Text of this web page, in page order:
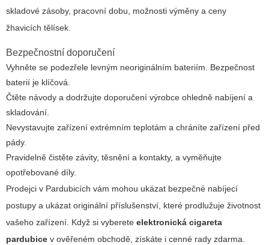
skladové zásoby, pracovní dobu, možnosti výměny a ceny
žhavicích tělísek.
Bezpečnostní doporučení
Vyhněte se podezřele levným neoriginálním bateriím. Bezpečnost
baterií je klíčová.
Čtěte návody a dodržujte doporučení výrobce ohledně nabíjení a
skladování.
Nevystavujte zařízení extrémním teplotám a chráníte zařízení před
pády.
Pravidelně čistěte závity, těsnění a kontakty, a vyměňujte
opotřebované díly.
Prodejci v Pardubicích vám mohou ukázat bezpečné nabíjecí
postupy a ukázat originální příslušenství, které prodlužuje životnost
vašeho zařízení. Když si vyberete elektronická cigareta
pardubice v ověřeném obchodě, získáte i cenné rady zdarma.